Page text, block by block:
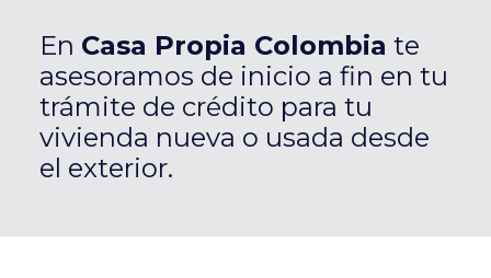
En Casa Propia Colombia te
asesoramos de inicio a fin en tu
trámite de crédito para tu
vivienda nueva o usada desde
el exterior.